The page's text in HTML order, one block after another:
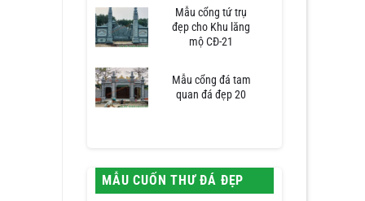
Mẫu cổng tứ trụ
đẹp cho Khu lăng
mộ CĐ-21
Mẫu cổng đá tam
quan đá đẹp 20
MẪU CUỐN THƯ ĐÁ ĐẸP